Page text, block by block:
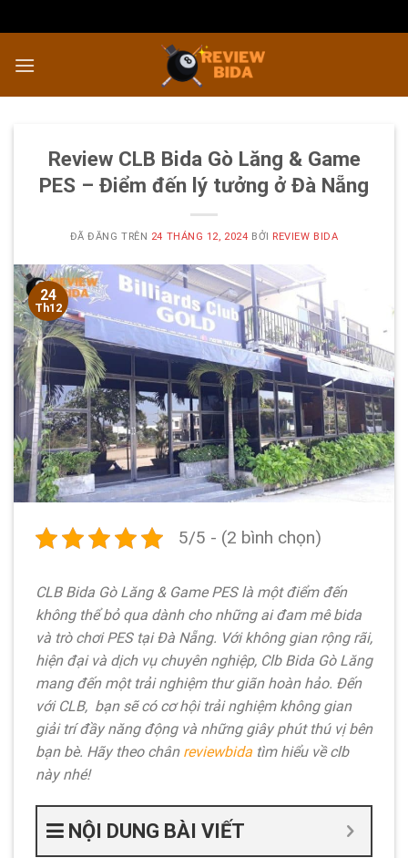
đến
nội
Review CLB Bida Gò Lăng & Game
PES – Điểm đến lý tưởng ở Đà Nẵng
ĐÃ ĐĂNG TRÊN 24 THÁNG 12, 2024 BỞI REVIEW BIDA
24
Th12
5/5 - (2 bình chọn)
CLB Bida Gò Lăng & Game PES là một điểm đến
không thể bỏ qua dành cho những ai đam mê bida
và trò chơi PES tại Đà Nẵng. Với không gian rộng rãi,
hiện đại và dịch vụ chuyên nghiệp, Clb Bida Gò Lăng
mang đến một trải nghiệm thư giãn hoàn hảo. Đến
với CLB, bạn sẽ có cơ hội trải nghiệm không gian
giải trí đầy năng động và những giây phút thú vị bên
bạn bè. Hãy theo chân reviewbida tìm hiểu về clb
này nhé!
NỘI DUNG BÀI VIẾT